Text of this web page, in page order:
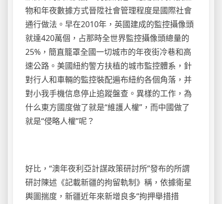
物和年夜數據方式晉陞社會管理程度是國際社會
通行做法。早在2010年，英國建成的監控攝像頭
就達420萬個，占那時全世界監控攝像頭總量的
25%，簡直籠罩全國一切城市的年夜街冷巷和高
速公路。美國紐約警方扶植的城市監控體系，針
對行人和車輛的監控裝配遍布紐約各個角落，并
對小我手機信息停止追蹤盤查。異樣的工作，為
什么東方國度做了就是“維護人權”，而中國做了
就是“侵略人權”呢？
好比，“澳年夜利亞計謀政策研討所”發布的所謂
研討陳述《記載新疆的拘留軌制》稱，依據衛星
輿圖揣度，新疆近年來新增良多“拘押舉措措